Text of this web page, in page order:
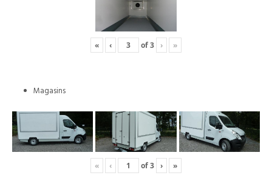
« ‹ of3 › »
Magasins
« ‹ of3 › »